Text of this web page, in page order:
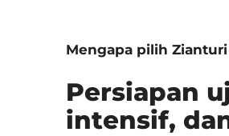
Mengapa pilih Zianturi
Persiapan
intensif,